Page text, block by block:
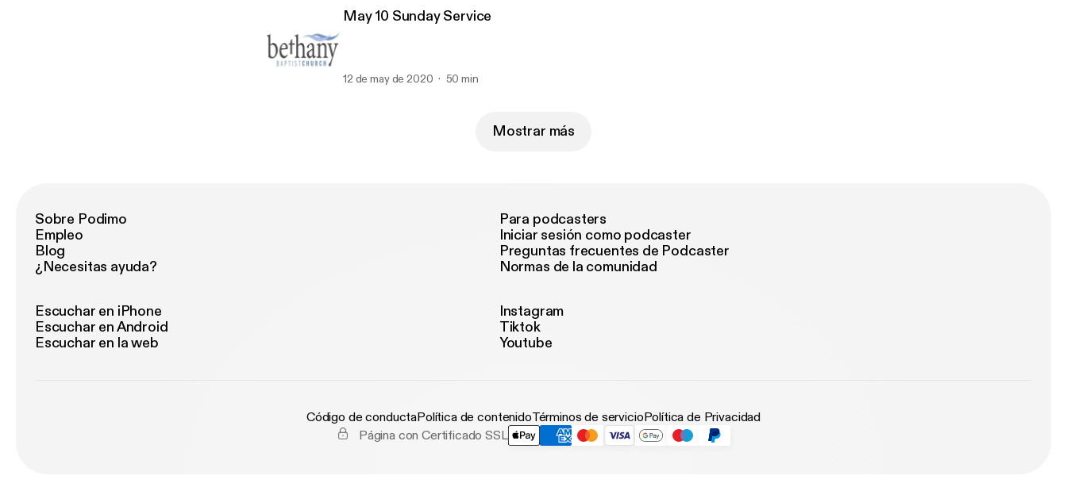
May 10 Sunday Service
12 de may de 2020 50 min
Mostrar más
Sobre Podimo
Empleo
Blog
¿Necesitas ayuda?
Para podcasters
Iniciar sesión como podcaster
Preguntas frecuentes de Podcaster
Normas de la comunidad
Escuchar en iPhone
Escuchar en Android
Escuchar en la web
Instagram
Tiktok
Youtube
Código de conductaPolítica de contenidoTérminos de servicioPolítica de Privacidad
Página con Certificado SSL